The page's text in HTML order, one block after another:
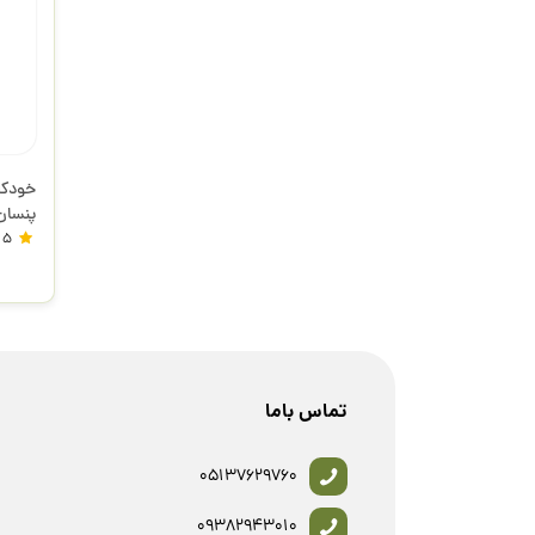
تماس باما
05137629760
09382943010